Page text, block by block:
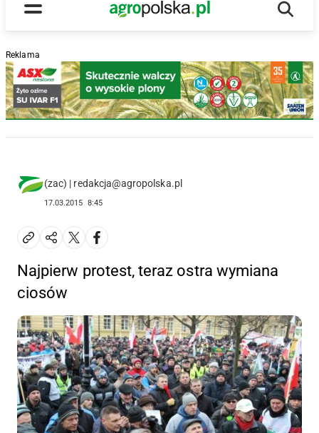
Menu
Main Logo
Reklama
(zac) | redakcja@agropolska.pl
17.03.2015 8:45
Najpierw protest, teraz ostra wymiana
ciosów